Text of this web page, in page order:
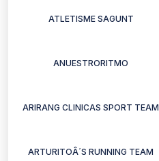
ATLETISME SAGUNT
ANUESTRORITMO
ARIRANG CLINICAS SPORT TEAM
ARTURITOÂ´S RUNNING TEAM